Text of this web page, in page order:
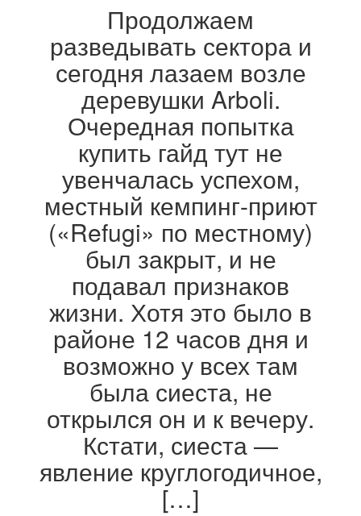
Продолжаем
разведывать сектора и
сегодня лазаем возле
деревушки Arboli.
Очередная попытка
купить гайд тут не
увенчалась успехом,
местный кемпинг-приют
(«Refugi» по местному)
был закрыт, и не
подавал признаков
жизни. Хотя это было в
районе 12 часов дня и
возможно у всех там
была сиеста, не
открылся он и к вечеру.
Кстати, сиеста —
явление круглогодичное,
[…]